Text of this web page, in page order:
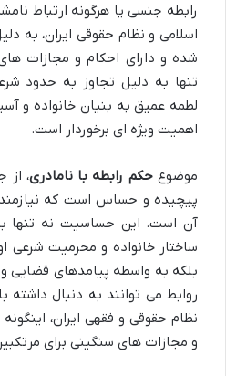
رابطه جنسی یا هرگونه ارتباط
اسلامی و نظام حقوقی ایران، به
شده و دارای احکام و مجازات
تنها به دلیل تجاوز به حدود
لطمه عمیق به بنیان خانواده و
اهمیت ویژه ای برخوردار است.
موضوعحکم رابطه با نامادری،
پیچیده و حساس است که
آن است. این حساسیت نه تنها
ساختار خانواده و محرمیت شرعی
بلکه به واسطه پیامدهای قضایی
روابط می توانند به دنبال داشته
نظام حقوقی و فقهی ایران،
و مجازات های سنگینی برای